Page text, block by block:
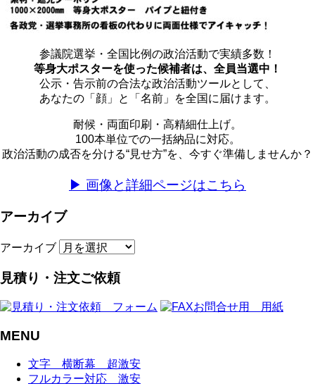
参議院選挙・全国比例の政治活動で実績多数！
等身大ポスターを使った候補者は、全員当選中！
公示・告示前の合法な政治活動ツールとして、
あなたの「顔」と「名前」を全国に届けます。
耐候・両面印刷・高精細仕上げ。
100本単位での一括納品に対応。
政治活動の成否を分ける“見せ方”を、今すぐ準備しませんか？
▶ 画像と詳細ページはこちら
アーカイブ
アーカイブ
見積り・注文ご依頼
MENU
文字 横断幕 超激安
フルカラー対応 激安